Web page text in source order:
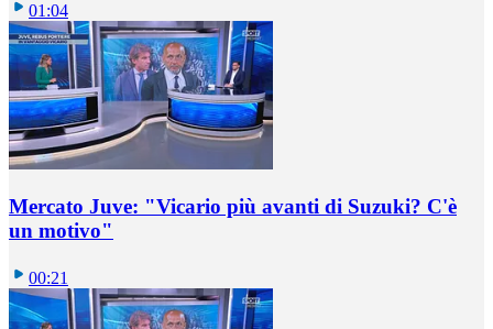
01:04
Mercato Juve: "Vicario più avanti di Suzuki? C'è
un motivo"
00:21